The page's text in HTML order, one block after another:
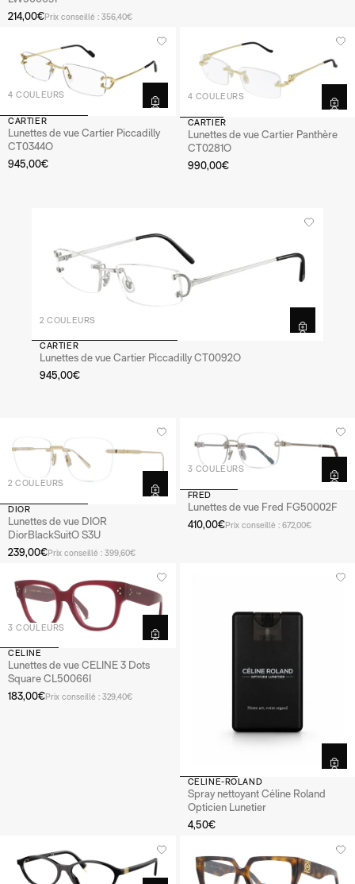
214,00€Prix conseillé : 356,40€
4 COULEURS
CARTIER
Lunettes de vue Cartier Piccadilly
CT0344O
945,00€
4 COULEURS
CARTIER
Lunettes de vue Cartier Panthère
CT0281O
990,00€
2 COULEURS
CARTIER
Lunettes de vue Cartier Piccadilly CT0092O
945,00€
2 COULEURS
DIOR
Lunettes de vue DIOR
DiorBlackSuitO S3U
239,00€Prix conseillé : 399,60€
3 COULEURS
FRED
Lunettes de vue Fred FG50002F
410,00€Prix conseillé : 672,00€
3 COULEURS
CELINE
Lunettes de vue CELINE 3 Dots
Square CL50066I
183,00€Prix conseillé : 329,40€
CELINE-ROLAND
Spray nettoyant Céline Roland
Opticien Lunetier
4,50€